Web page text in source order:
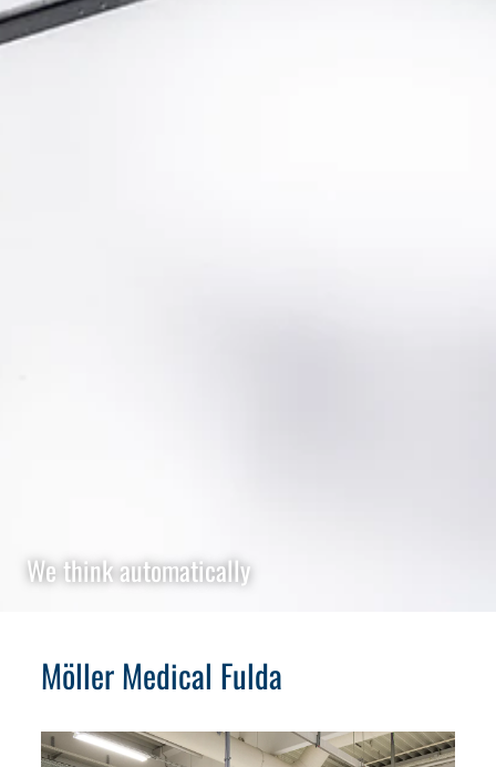
We think automatically
Möller Medical Fulda